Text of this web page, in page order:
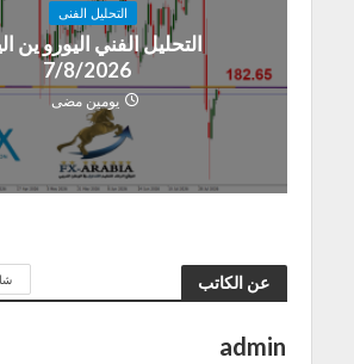
التحليل الفنى
التحليل الفني اليورو ين
7/8/2026
يومين مضى
عن الكاتب
admin